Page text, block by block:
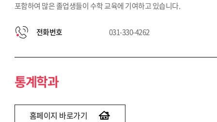
포함하여 많은 졸업생들이 수학 교육에 기여하고 있습니다.
전화번호 031-330-4262
통계학과
홈페이지 바로가기